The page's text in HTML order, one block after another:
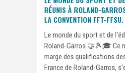
RÉUNIS À ROLAND-
LA CONVENTION FFT-FFSU.
Le monde du sport et de
Roland-Garros 🤝🎾🎓 Ce
marge des qualifications
France de Roland-Garros,